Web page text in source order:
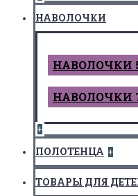
НАВОЛОЧКИ
НАВОЛОЧКИ
НАВОЛОЧКИ
+
ПОЛОТЕНЦА +
ТОВАРЫ ДЛЯ